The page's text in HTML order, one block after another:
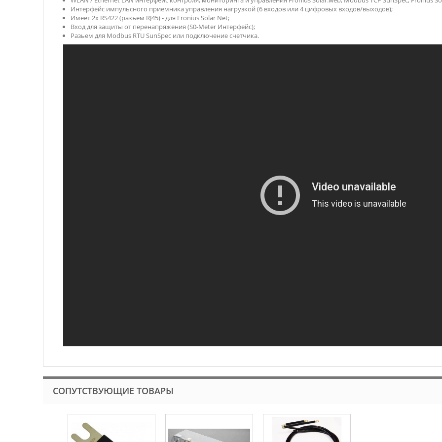
Интерфейс импульсного приемника управления нагрузкой (6 входов или 4 цифровых входов/выходов);
Имеет 2x RS422 (разъем RJ45) - для Fronius Solar Net;
Вход для защиты от перенапряжения (S0-Meter Интерфейс);
Разьем для Modbus RTU SunSpec или подключение счетчика.
СОПУТСТВУЮЩИЕ ТОВАРЫ